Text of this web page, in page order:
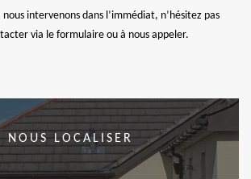
nous intervenons dans l’immédiat, n’hésitez pas
via le formulaire ou à nous appeler.
NOUS LOCALISER